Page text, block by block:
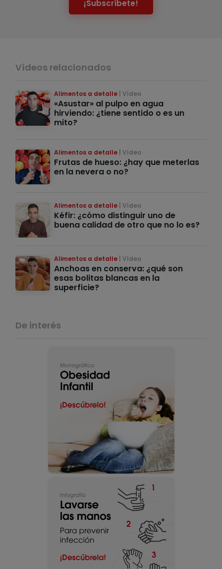
¡Subscríbete!
Vídeos relacionados
Alimentos a detalle Vídeo
«Asustar» al pulpo en agua
hirviendo: ¿tiene sentido o es un
mito?
Alimentos a detalle Vídeo
Frutas de hueso: ¿hay que meterlas
en la nevera o no?
Alimentos a detalle Vídeo
Kéfir: ¿cómo distinguir uno de
buena calidad de otro que no lo es?
Alimentos a detalle Vídeo
Anchoas en conserva: ¿qué son
esas bolitas blancas en la
superficie?
De interés